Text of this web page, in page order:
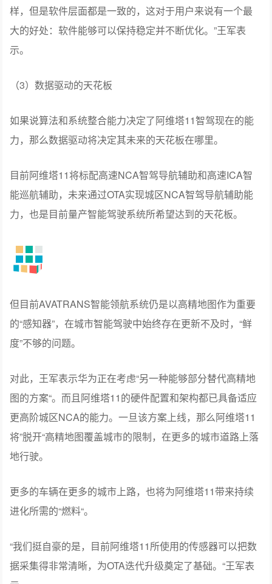
样，但是软件层面都是一致的，这对于用户来说有一个最
大的好处：软件能够可以保持稳定并不断优化。”王军表
示。
（3）数据驱动的天花板
如果说算法和系统整合能力决定了阿维塔11智驾现在的能
力，那么数据驱动将决定其未来的天花板在哪里。
目前阿维塔11将标配高速NCA智驾导航辅助和高速ICA智
能巡航辅助，未来通过OTA实现城区NCA智驾导航辅助能
力，也是目前量产智能驾驶系统所希望达到的天花板。
但目前AVATRANS智能领航系统仍是以高精地图作为重要
的“感知器”，在城市智能驾驶中始终存在更新不及时，“鲜
度”不够的问题。
对此，王军表示华为正在考虑“另一种能够部分替代高精地
图的方案“。而且阿维塔11的硬件配置和架构都已具备适应
更高阶城区NCA的能力。一旦该方案上线，那么阿维塔11
将”脱开“高精地图覆盖城市的限制，在更多的城市道路上落
地行驶。
更多的车辆在更多的城市上路，也将为阿维塔11带来持续
进化所需的“燃料“。
“我们挺自豪的是，目前阿维塔11所使用的传感器可以把数
据采集得非常清晰，为OTA迭代升级奠定了基础。“王军表